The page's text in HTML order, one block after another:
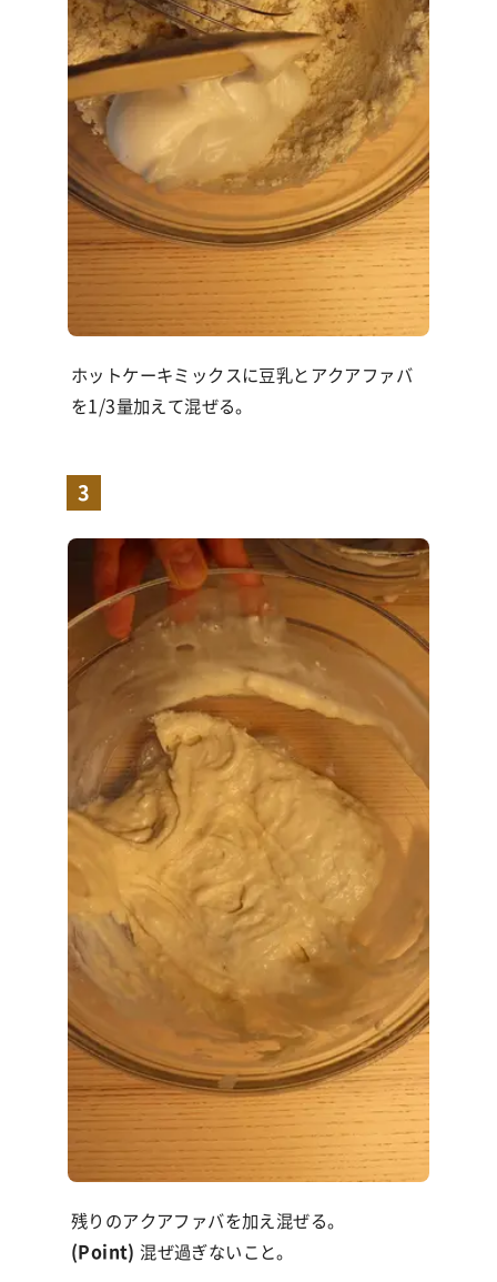
ホットケーキミックスに豆乳とアクアファバ
を1/3量加えて混ぜる。
3
残りのアクアファバを加え混ぜる。
(Point) 混ぜ過ぎないこと。